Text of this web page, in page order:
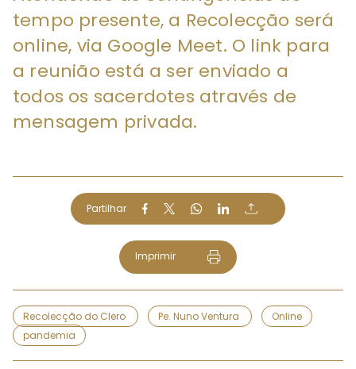
tempo presente, a Recolecção será
online, via Google Meet. O link para
a reunião está a ser enviado a
todos os sacerdotes através de
mensagem privada.
Partilhar
Imprimir
Recolecção do Clero Pe. Nuno Ventura
Online
pandemia